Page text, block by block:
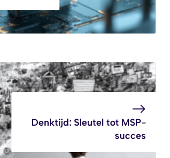
Denktijd: Sleutel tot MSP-
succes